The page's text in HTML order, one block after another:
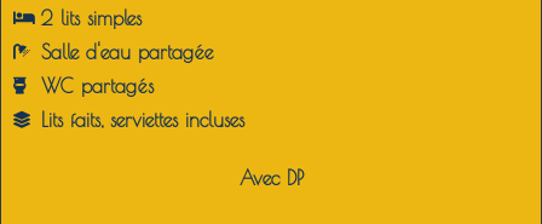
2 lits simples
Salle d'eau partagée
WC partagés
Lits faits, serviettes incluses
Avec DP